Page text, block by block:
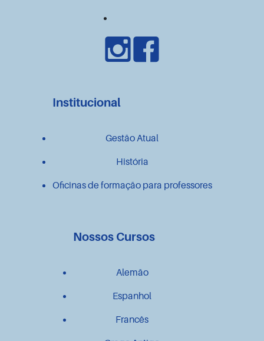
Institucional
Gestão Atual
História
Oficinas de formação para professores
Nossos Cursos
Alemão
Espanhol
Francês